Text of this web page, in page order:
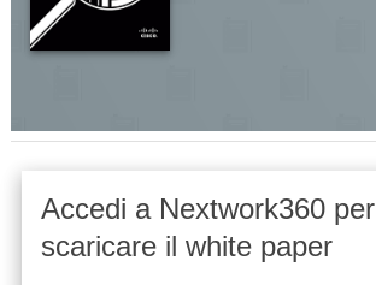
Accedi a Nextwork360 per
scaricare il white paper